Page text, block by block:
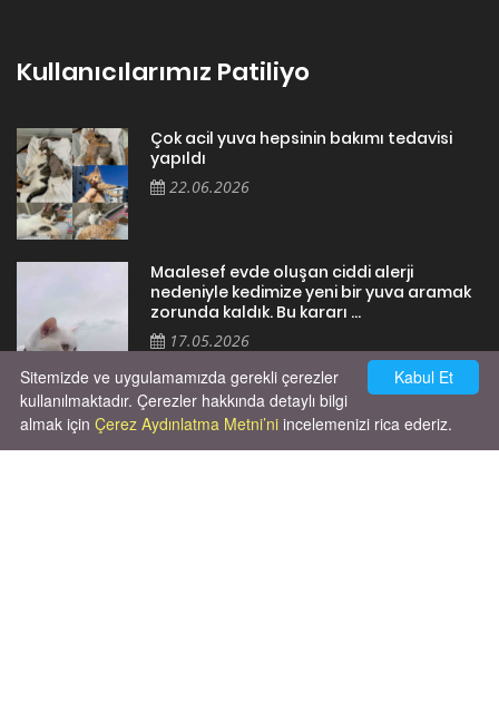
Kullanıcılarımız Patiliyo
Çok acil yuva hepsinin bakımı tedavisi
yapıldı
22.06.2026
Maalesef evde oluşan ciddi alerji
nedeniyle kedimize yeni bir yuva aramak
zorunda kaldık. Bu kararı ...
17.05.2026
Kabul Et
Sitemizde ve uygulamamızda gerekli çerezler
kullanılmaktadır. Çerezler hakkında detaylı bilgi
almak için Çerez Aydınlatma Metni’ni incelemenizi rica ederiz.